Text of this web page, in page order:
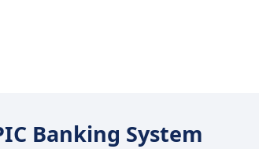
Banking System